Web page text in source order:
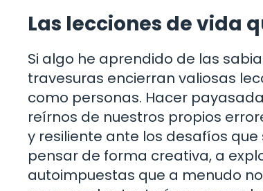
Las lecciones de vida
Si algo he aprendido de las
travesuras encierran valiosas
como personas. Hacer
reírnos de nuestros propios
y resiliente ante los desafíos
pensar de forma creativa, a
autoimpuestas que a menudo